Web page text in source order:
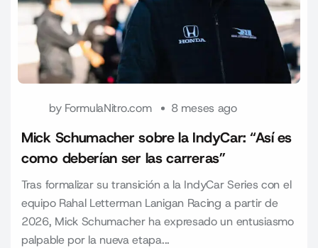
by FormulaNitro.com 8 meses ago
Mick Schumacher sobre la IndyCar: “Así es
como deberían ser las carreras”
Tras formalizar su transición a la IndyCar Series con el
equipo Rahal Letterman Lanigan Racing a partir de
2026, Mick Schumacher ha expresado un entusiasmo
palpable por la nueva etapa...